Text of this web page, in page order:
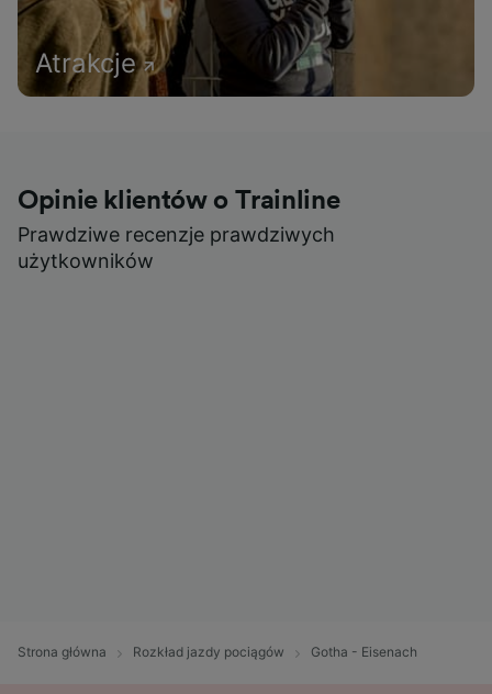
Atrakcje
Opinie klientów o Trainline
Prawdziwe recenzje prawdziwych
użytkowników
Strona główna Rozkład jazdy pociągów Gotha - Eisenach